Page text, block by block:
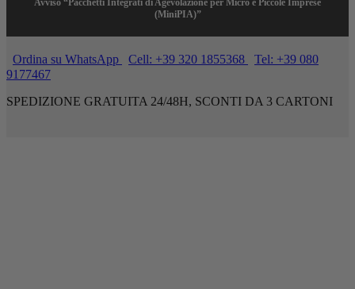
Avviso “Pacchetti Integrati di Agevolazione per Micro e Piccole Imprese
(MiniPIA)”
Ordina su WhatsApp Cell: +39 320 1855368
Tel: +39 080
9177467
SPEDIZIONE GRATUITA 24/48H, SCONTI DA 3 CARTONI